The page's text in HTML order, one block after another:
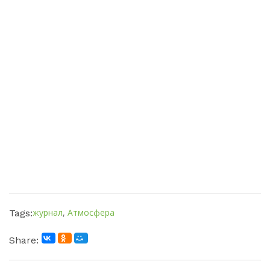
Tags:журнал, Атмосфера
Share: